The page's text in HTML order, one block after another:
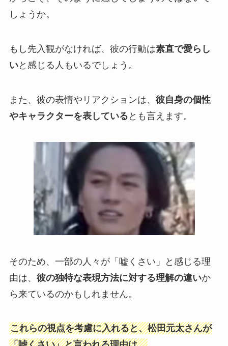
しょうか。
もし先入観がなければ、彼の行動は素直で愛らし
いと感じる人もいるでしょう。
また、彼の表情やリアクションは、 彼自身の個性
やキャラクターを表している とも言えます。
そのため、一部の人々が「嘘くさい」と感じる理
由は、 彼の独特な表現方法に対する理解の違いか
ら来ているのかもしれません。
これらの視点を考慮に入れると、松田元太さんが